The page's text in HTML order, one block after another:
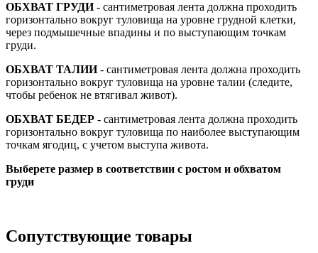
ОБХВАТ ГРУДИ- сантиметровая лента должна проходить
горизонтально вокруг туловища на уровне грудной клетки,
через подмышечные впадины и по выступающим точкам
груди.
ОБХВАТ ТАЛИИ- сантиметровая лента должна проходить
горизонтально вокруг туловища на уровне талии (следите,
чтобы ребенок не втягивал живот).
ОБХВАТ БЕДЕР - сантиметровая лента должна проходить
горизонтально вокруг туловища по наиболее выступающим
точкам ягодиц, с учетом выступа живота.
Выберете размер в соответствии с ростом и обхватом
груди
Сопутствующие товары